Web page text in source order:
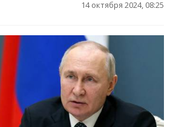
14 октября 2024, 08:25